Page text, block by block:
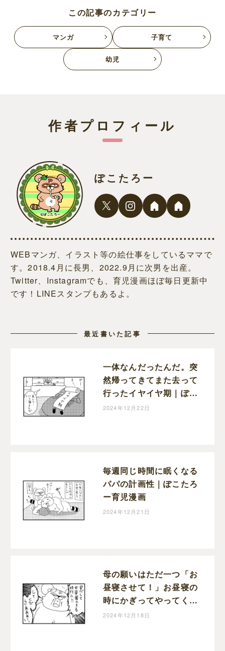
この記事のカテゴリー
マンガ 子育て
幼児
作者プロフィール
ぽこたろー
WEBマンガ、イラスト等の絵仕事をしているママで
す。2018.4月に長男、2022.9月に次男を出産。
Twitter、Instagramでも、育児漫画ほぼ毎日更新中
です！LINEスタンプもあるよ。
最近書いた記事
一体なんだったんだ。突
然帰ってきてまた去って
行ったイヤイヤ期｜ぽこ
たろー育児漫画
2024年12月22日
毎週同じ時間に眠くなる
パパの計画性｜ぽこたろ
ー育児漫画
2024年12月21日
母の願いはただ一つ「お
昼寝させて！」お昼寝の
時にかぎってやってくる
宣伝車｜ぽこたろー育児
2024年12月18日